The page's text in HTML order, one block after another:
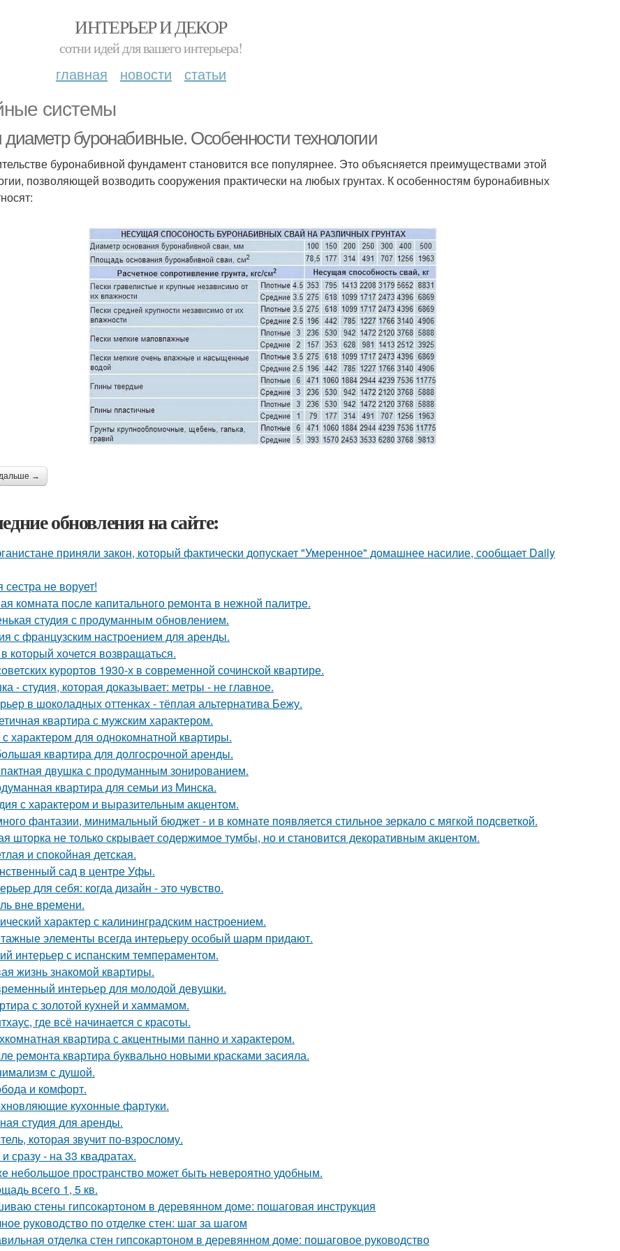
ИНТЕРЬЕР И ДЕКОР
сотни идей для вашего интерьера!
главная новости статьи
системы
буронабивные. Особенности технологии
буронабивной фундамент становится все популярнее. Это объясняется преимуществами этой
позволяющей возводить сооружения практически на любых грунтах. К особенностям буронабивных
→
обновления на сайте:
приняли закон, который фактически допускает "Умеренное" домашнее насилие, сообщает Daily
сестра не ворует!
комната после капитального ремонта в нежной палитре.
студия с продуманным обновлением.
с французским настроением для аренды.
который хочется возвращаться.
курортов 1930-х в современной сочинской квартире.
- студия, которая доказывает: метры - не главное.
в шоколадных оттенках - тёплая альтернатива Бежу.
квартира с мужским характером.
характером для однокомнатной квартиры.
квартира для долгосрочной аренды.
двушка с продуманным зонированием.
квартира для семьи из Минска.
с характером и выразительным акцентом.
фантазии, минимальный бюджет - и в комнате появляется стильное зеркало с мягкой подсветкой.
шторка не только скрывает содержимое тумбы, но и становится декоративным акцентом.
и спокойная детская.
сад в центре Уфы.
для себя: когда дизайн - это чувство.
вне времени.
характер с калининградским настроением.
элементы всегда интерьеру особый шарм придают.
интерьер с испанским темпераментом.
жизнь знакомой квартиры.
интерьер для молодой девушки.
с золотой кухней и хаммамом.
где всё начинается с красоты.
квартира с акцентными панно и характером.
ремонта квартира буквально новыми красками засияла.
с душой.
и комфорт.
кухонные фартуки.
студия для аренды.
которая звучит по-взрослому.
сразу - на 33 квадратах.
небольшое пространство может быть невероятно удобным.
всего 1, 5 кв.
стены гипсокартоном в деревянном доме: пошаговая инструкция
руководство по отделке стен: шаг за шагом
отделка стен гипсокартоном в деревянном доме: пошаговое руководство